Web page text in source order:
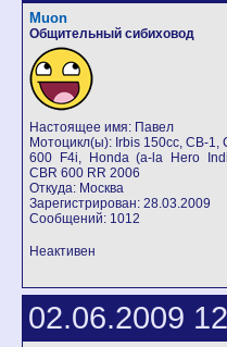
Muon
Общительный сибиховод
Настоящее имя: Павел
Мотоцикл(ы): Irbis 150cc, СВ-1,
600 F4i, Honda (a-la Hero
CBR 600 RR 2006
Откуда: Москва
Зарегистрирован: 28.03.2009
Сообщений: 1012
Неактивен
02.06.2009